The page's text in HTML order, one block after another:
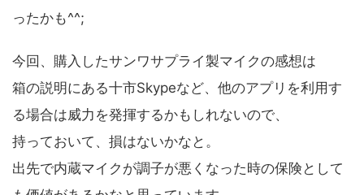
ったかも^^;
今回、購入したサンワサプライ製マイクの感想は
箱の説明にある十市Skypeなど、他のアプリを利用す
る場合は威力を発揮するかもしれないので、
持っておいて、損はないかなと。
出先で内蔵マイクが調子が悪くなった時の保険として